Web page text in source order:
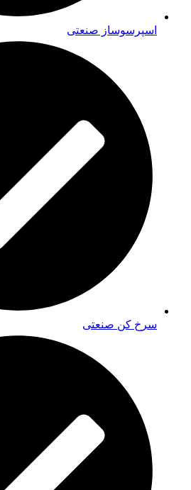
اسپرسوساز صنعتی
سرخ کن صنعتی